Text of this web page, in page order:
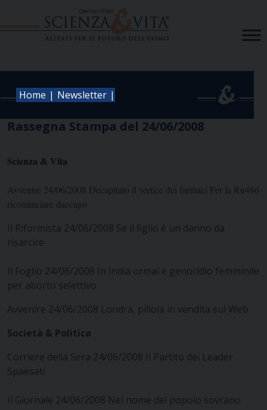
Home | Newsletter |
Rassegna Stampa del 24/06/2008
Scienza & Vita
Avvenire 24/06/2008 Decapitato il vertice dei farmaci Per la Ru486
ricominciare daccapo
Il Riformista 24/06/2008 Se il figlio è un danno da
risarcire
Il Foglio 24/06/2008 In India ormai è genocidio femminile
per aborto selettivo
Avvenire 24/06/2008 Londra, pillola in vendita sul Web
Società & Politica
Corriere della Sera 24/06/2008 Il Partito dei Leader
Spaesati
Il Giornale 24/06/2008 Nel nome del popolo sovrano